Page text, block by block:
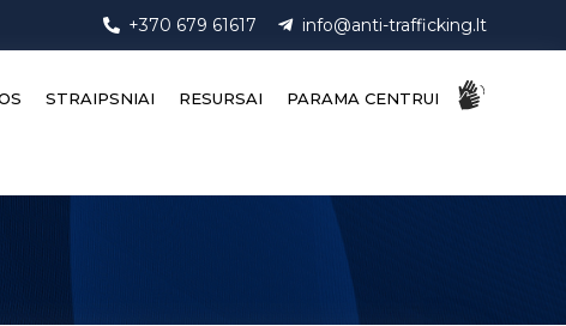
+370 679 61617 info@anti-trafficking.lt
STRAIPSNIAI RESURSAI PARAMA CENTRUI